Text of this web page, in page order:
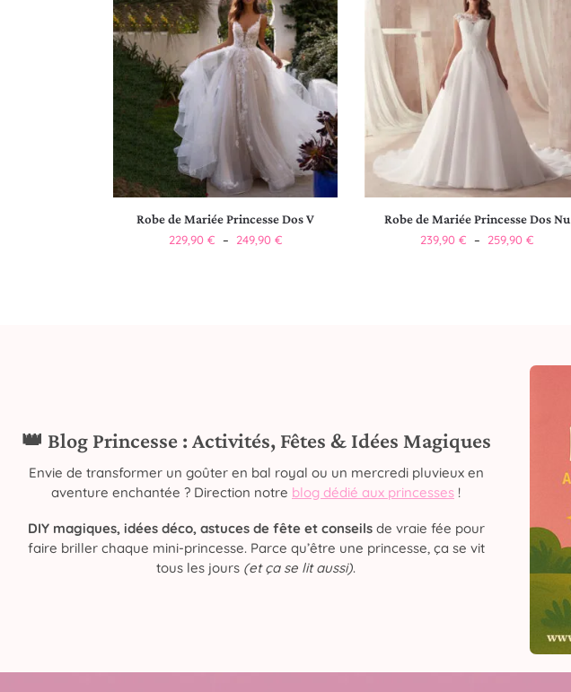
Robe de Mariée Princesse Dos V
229,90 € – 249,90 €
Robe de Mariée Princesse Dos Nu
239,90 € – 259,90 €
👑 Blog Princesse : Activités, Fêtes & Idées Magiques
Envie de transformer un goûter en bal royal ou un mercredi pluvieux en
aventure enchantée ? Direction notre blog dédié aux princesses !
DIY magiques, idées déco, astuces de fête et conseilsde vraie fée pour
faire briller chaque mini-princesse. Parce qu’être une princesse, ça se vit
tous les jours (et ça se lit aussi).